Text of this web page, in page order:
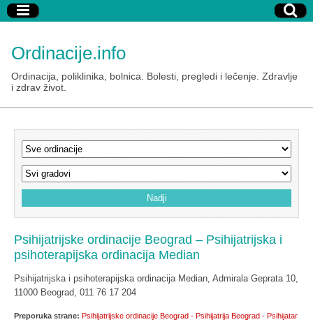
Ordinacije.info
Ordinacija, poliklinika, bolnica. Bolesti, pregledi i lečenje. Zdravlje
i zdrav život.
Psihijatrijske ordinacije Beograd – Psihijatrijska i
psihoterapijska ordinacija Median
Psihijatrijska i psihoterapijska ordinacija Median, Admirala Geprata 10,
11000 Beograd, 011 76 17 204
Preporuka strane: Psihijatrijske ordinacije Beograd - Psihijatrija Beograd - Psihijatar